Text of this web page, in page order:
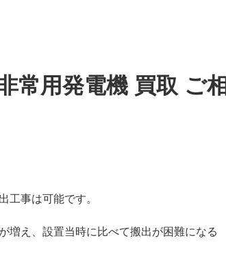
常用発電機 買取 ご相
工事は可能です。
増え、設置当時に比べて搬出が困難になる